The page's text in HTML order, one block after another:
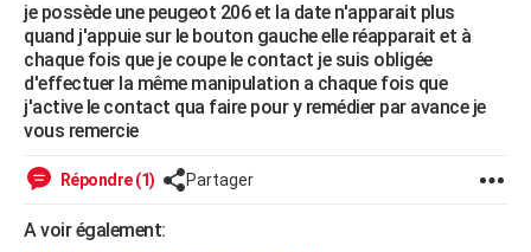
Mobiles
Meilleur smartphone
Internet
Ordinateurs
Jeux vidéo
Guide high-tech
+BRICOLAGE
Forum
Aménagement intérieur
Extérieur
Cuisine
Salle de bains
Jardinage
Rangement
WEEK-END
Guides de France
Escapades
Patrimoine
Expositions
Musées
Week-end nature
+LIFESTYLE
Art de vivre
Bien-être
Loisirs
Mode
Modes de vie
SANTE
VOYAGE
je possède une peugeot 206 et la date n'apparait plus
quand j'appuie sur le bouton gauche elle réapparait et à
chaque fois que je coupe le contact je suis obligée
d'effectuer la même manipulation a chaque fois que
j'active le contact qua faire pour y remédier par avance je
vous remercie
Répondre (1) Partager
A voir également: